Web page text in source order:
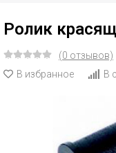
Ролик
(0 отзывов)
В избранное
В